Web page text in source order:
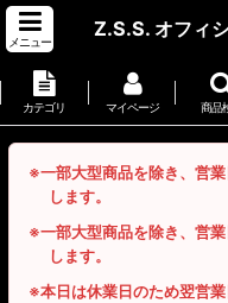
メニュー
Z.S.S. オフィ
カテゴリ マイページ 商品
※一部大型商品を除き、営
します。
※一部大型商品を除き、営
します。
※本日は休業日のため翌営業